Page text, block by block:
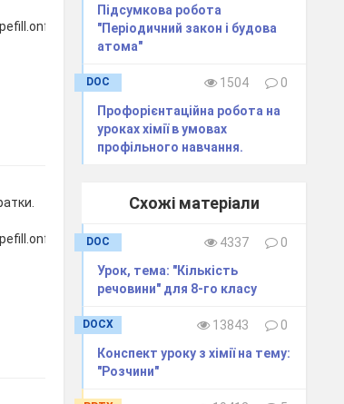
Підсумкова робота
"Періодичний закон і будова
атома"
DOC 1504
0
Профорієнтаційна робота на
уроках хімії в умовах
профільного навчання.
Схожі матеріали
DOC 4337
0
Урок, тема: "Кількість
речовини" для 8-го класу
DOCX 13843
0
Конспект уроку з хімії на тему:
"Розчини"